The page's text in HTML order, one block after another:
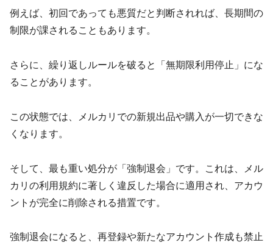
例えば、初回であっても悪質だと判断されれば、長期間の
制限が課されることもあります。
さらに、繰り返しルールを破ると「無期限利用停止」にな
ることがあります。
この状態では、メルカリでの新規出品や購入が一切できな
くなります。
そして、最も重い処分が「強制退会」です。これは、メル
カリの利用規約に著しく違反した場合に適用され、アカウ
ントが完全に削除される措置です。
強制退会になると、再登録や新たなアカウント作成も禁止